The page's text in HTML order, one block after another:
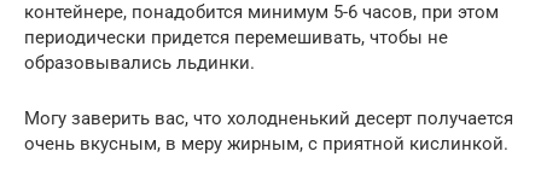
контейнере, понадобится минимум 5-6 часов, при этом
периодически придется перемешивать, чтобы не
образовывались льдинки.
Могу заверить вас, что холодненький десерт получается
очень вкусным, в меру жирным, с приятной кислинкой.